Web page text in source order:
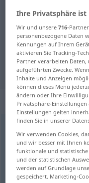
Deutsch-
Deutsch-
"Wettkampf"
"Wettkampf"
Übersicht aller
(Für mehr Details die
Ihre Privatsphäre
Wir und unsere716-
personenbezogene Daten
Kennungen auf Ihrem
aktivieren Sie Tracking-
Partner verarbeiten Daten,
aufgeführten Zwecke.
Inhalte und Anzeigen
können dieses Menü
ändern oder Ihre
Privatsphäre-
Einstellungen gelten
finden Sie in unserer
Wir verwenden Cookies,
und wir besser mit Ihnen
funktionale und
und der statistischen
werden auf Grundlage
gespeichert. Marketing-